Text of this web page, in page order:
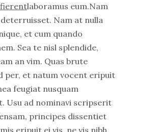
laboramus eum.Nam
Nam at nulla
et cum quando
Sea te nisl splendide,
an vim. Quas brute
per, et natum vocent eripuit
feugiat nusquam
Usu ad nominavi scripserit
principes dissentiet
eripuit ei vis, ne vis nibh